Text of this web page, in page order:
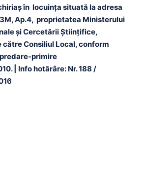
în locuinţa situată la adresa
Ap.4, proprietatea Ministerului
şi Cercetării Ştiinţifice,
Consiliul Local, conform
primire
| Info hotărâre: Nr. 188 /